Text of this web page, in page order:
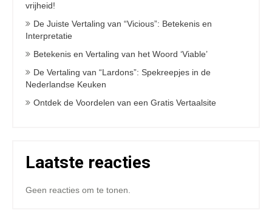
vrijheid!
De Juiste Vertaling van “Vicious”: Betekenis en
Interpretatie
Betekenis en Vertaling van het Woord ‘Viable’
De Vertaling van “Lardons”: Spekreepjes in de
Nederlandse Keuken
Ontdek de Voordelen van een Gratis Vertaalsite
Laatste reacties
Geen reacties om te tonen.